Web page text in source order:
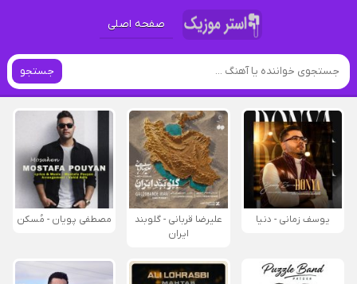
صفحه اصلی
جستجو
یوسف زمانی - دنیا
علیرضا قربانی - گلوبند
ایران
مصطفی پویان - مُسکن